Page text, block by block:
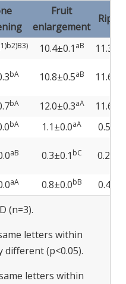
Fruit
enlargement
1)b2)B3) 10.4±0.1 aB
bA 10.8±0.5aB
bA 12.0±0.3aA
bA 1.1±0.0aA
aB 0.3±0.1 bC
aA 0.8±0.0bB
(n=3).
letters within
(p<0.05).
letters within